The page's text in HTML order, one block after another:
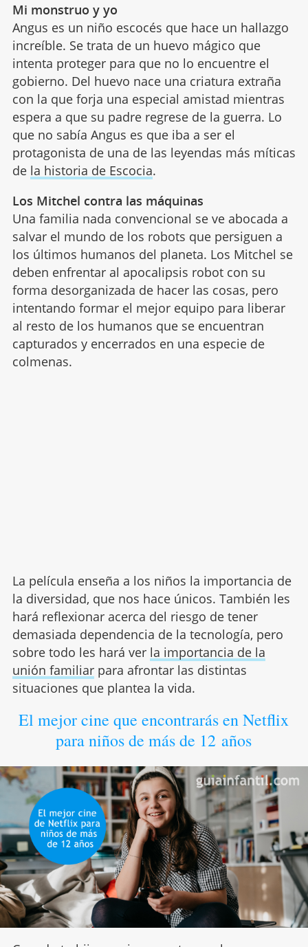
Mi monstruo y yo
Angus es un niño escocés que hace un hallazgo
increíble. Se trata de un huevo mágico que
intenta proteger para que no lo encuentre el
gobierno. Del huevo nace una criatura extraña
con la que forja una especial amistad mientras
espera a que su padre regrese de la guerra. Lo
que no sabía Angus es que iba a ser el
protagonista de una de las leyendas más míticas
de la historia de Escocia.
Los Mitchel contra las máquinas
Una familia nada convencional se ve abocada a
salvar el mundo de los robots que persiguen a
los últimos humanos del planeta. Los Mitchel se
deben enfrentar al apocalipsis robot con su
forma desorganizada de hacer las cosas, pero
intentando formar el mejor equipo para liberar
al resto de los humanos que se encuentran
capturados y encerrados en una especie de
colmenas.
La película enseña a los niños la importancia de
la diversidad, que nos hace únicos. También les
hará reflexionar acerca del riesgo de tener
demasiada dependencia de la tecnología, pero
sobre todo les hará ver la importancia de la
unión familiarpara afrontar las distintas
situaciones que plantea la vida.
El mejor cine que encontrarás en Netflix
para niños de más de 12 años